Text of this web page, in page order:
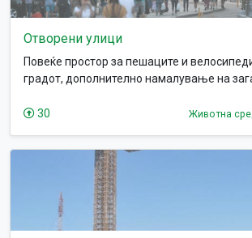
Отворени улици
Повеќе простор за пешаците и
градот, дополнително намалување на
30
Животна